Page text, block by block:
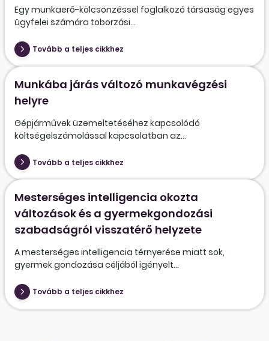
Egy munkaerő-kölcsönzéssel foglalkozó társaság egyes
ügyfelei számára toborzási...
Tovább a teljes cikkhez
Munkába járás változó munkavégzési
helyre
Gépjárművek üzemeltetéséhez kapcsolódó
költségelszámolással kapcsolatban az...
Tovább a teljes cikkhez
Mesterséges intelligencia okozta
változások és a gyermekgondozási
szabadságról visszatérő helyzete
A mesterséges intelligencia térnyerése miatt sok,
gyermek gondozása céljából igényelt...
Tovább a teljes cikkhez